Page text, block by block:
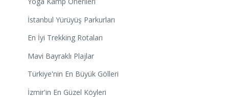
İstanbul Yürüyüş Parkurları
En İyi Trekking Rotaları
Mavi Bayraklı Plajlar
Türkiye'nin En Büyük Gölleri
İzmir'in En Güzel Köyleri